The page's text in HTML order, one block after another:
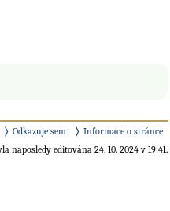
Odkazuje sem
Informace o stránce
naposledy editována 24. 10. 2024 v 19:41.